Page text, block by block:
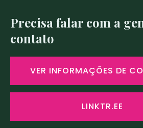
Precisa falar com a
contato
VER INFORMAÇÕES DE
LINKTR.EE